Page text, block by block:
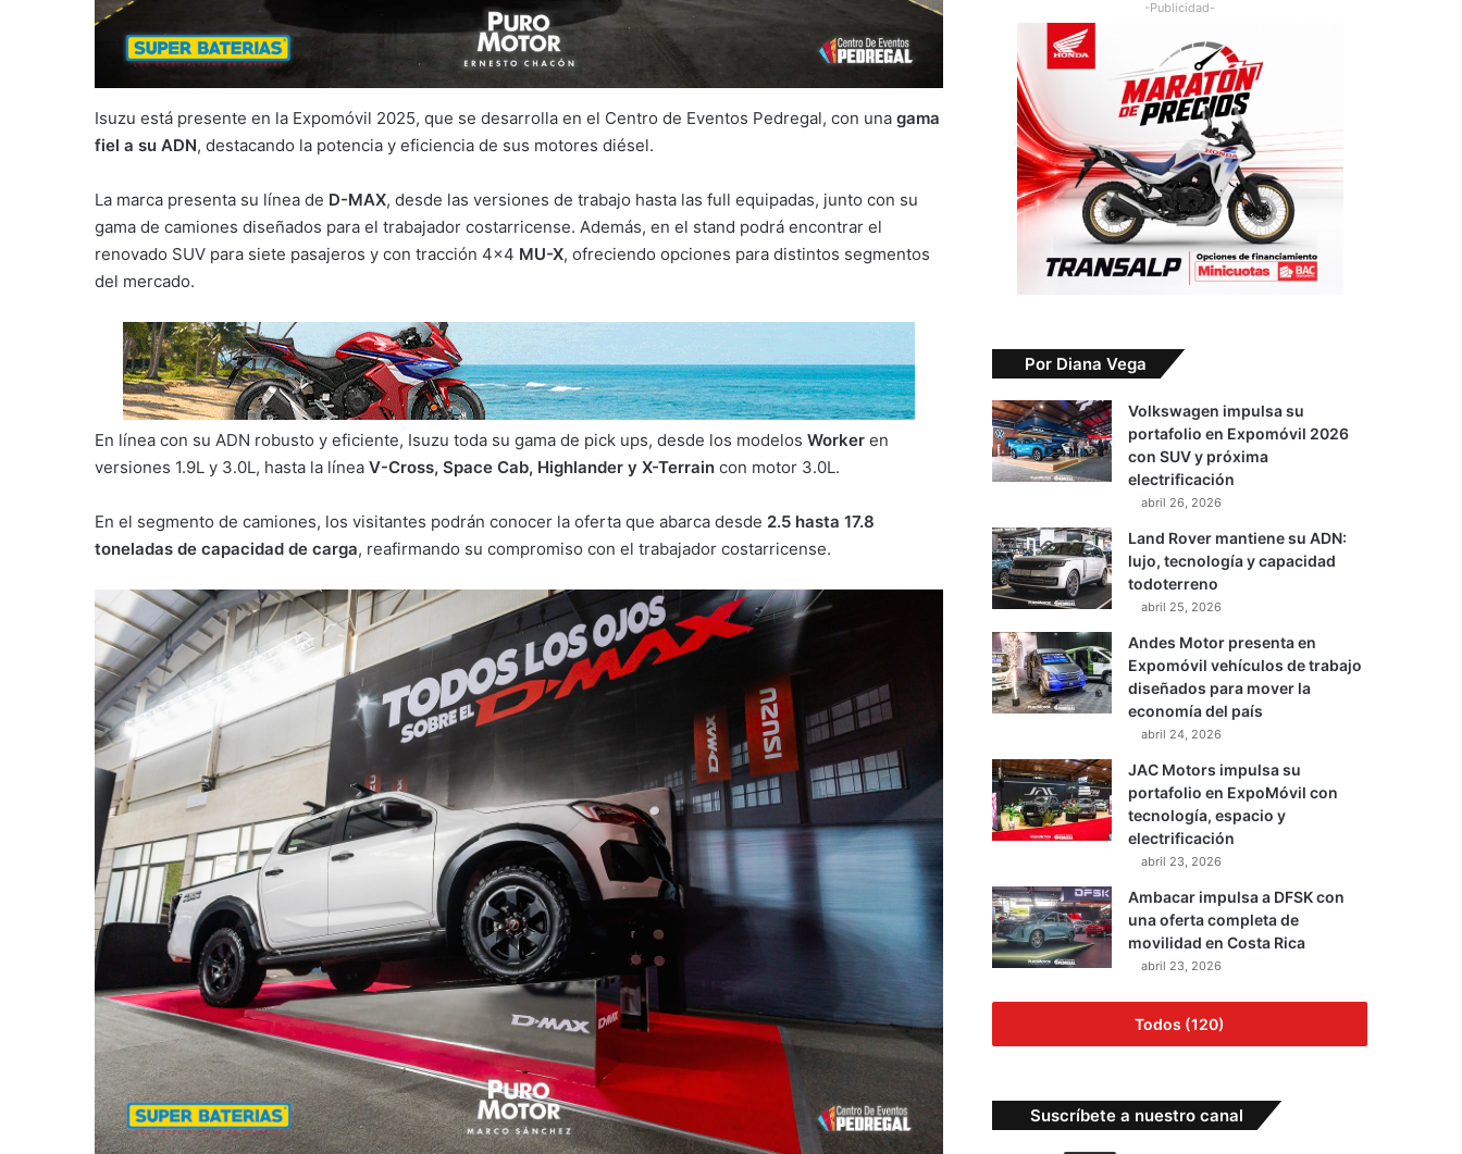
Isuzu está presente en la Expomóvil 2025, que se desarrolla en el Centro de Eventos Pedregal, con una gama
fiel a su ADN, destacando la potencia y eficiencia de sus motores diésel.
La marca presenta su línea de D-MAX, desde las versiones de trabajo hasta las full equipadas, junto con su
gama de camiones diseñados para el trabajador costarricense. Además, en el stand podrá encontrar el
renovado SUV para siete pasajeros y con tracción 4×4 MU-X, ofreciendo opciones para distintos segmentos
del mercado.
En línea con su ADN robusto y eficiente, Isuzu toda su gama de pick ups, desde los modelos Worker en
versiones 1.9L y 3.0L, hasta la línea V-Cross, Space Cab, Highlander y X-Terrain con motor 3.0L.
En el segmento de camiones, los visitantes podrán conocer la oferta que abarca desde 2.5 hasta 17.8
toneladas de capacidad de carga, reafirmando su compromiso con el trabajador costarricense.
-Publicidad-
Por Diana Vega
Volkswagen impulsa su
portafolio en Expomóvil 2026
con SUV y próxima
electrificación
abril 26, 2026
Land Rover mantiene su ADN:
lujo, tecnología y capacidad
todoterreno
abril 25, 2026
Andes Motor presenta en
Expomóvil vehículos de trabajo
diseñados para mover la
economía del país
abril 24, 2026
JAC Motors impulsa su
portafolio en ExpoMóvil con
tecnología, espacio y
electrificación
abril 23, 2026
Ambacar impulsa a DFSK con
una oferta completa de
movilidad en Costa Rica
abril 23, 2026
Todos (120)
Suscríbete a nuestro canal